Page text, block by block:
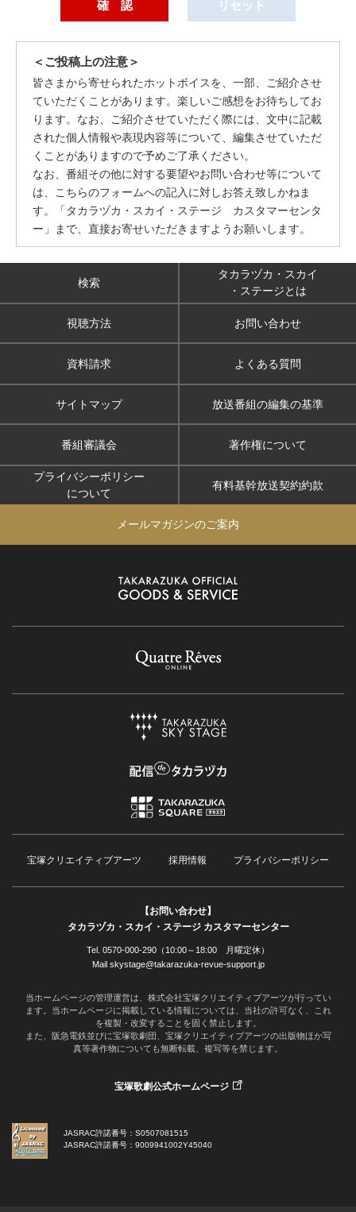
＜ご投稿上の注意＞
皆さまから寄せられたホットボイスを、一部、ご紹介させ
ていただくことがあります。楽しいご感想をお待ちしてお
ります。なお、ご紹介させていただく際には、文中に記載
された個人情報や表現内容等について、編集させていただ
くことがありますので予めご了承ください。
なお、番組その他に対する要望やお問い合わせ等について
は、こちらのフォームへの記入に対しお答え致しかねま
す。「タカラヅカ・スカイ・ステージ カスタマーセンタ
ー」まで、直接お寄せいただきますようお願いします。
検索
タカラヅカ・スカイ
・ステージとは
視聴方法 お問い合わせ
資料請求 よくある質問
サイトマップ 放送番組の編集の基準
番組審議会 著作権について
プライバシーポリシー
について
有料基幹放送契約約款
メールマガジンのご案内
宝塚クリエイティブアーツ 採用情報 プライバシーポリシー
【お問い合わせ】
タカラヅカ・スカイ・ステージ カスタマーセンター
Tel. 0570-000-290（10:00～18:00 月曜定休）
Mail skystage@takarazuka-revue-support.jp
当ホームページの管理運営は、株式会社宝塚クリエイティブアーツが行ってい
ます。当ホームページに掲載している情報については、当社の許可なく、これ
を複製・改変することを固く禁止します。
また、阪急電鉄並びに宝塚歌劇団、宝塚クリエイティブアーツの出版物ほか写
真等著作物についても無断転載、複写等を禁じます。
宝塚歌劇公式ホームページ
JASRAC許諾番号：S0507081515
JASRAC許諾番号：9009941002Y45040